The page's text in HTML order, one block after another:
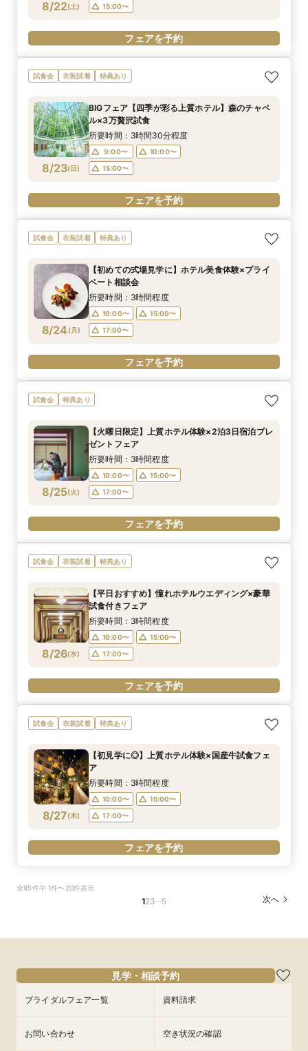
8/22(土) 15:00〜
フェアを予約
試食会 衣装試着 特典あり
8/23(日)
BIGフェア【四季が彩る上質ホテル】森のチャペ
ル×3万贅沢試食
所要時間：3時間30分程度
9:00〜
10:00〜
15:00〜
フェアを予約
試食会 衣装試着 特典あり
8/24 (月)
【初めての式場見学に】ホテル美食体験×プライ
ベート相談会
所要時間：3時間程度
10:00〜
15:00〜
17:00〜
フェアを予約
試食会 特典あり
8/25(火)
【火曜日限定】上質ホテル体験×2泊3日宿泊プレ
ゼントフェア
所要時間：3時間程度
10:00〜
15:00〜
17:00〜
フェアを予約
試食会 衣装試着 特典あり
8/26(水)
【平日おすすめ】憧れホテルウエディング×豪華
試食付きフェア
所要時間：3時間程度
10:00〜
15:00〜
17:00〜
フェアを予約
試食会 衣装試着 特典あり
8/27(木)
【初見学に◎】上質ホテル体験×国産牛試食フェ
ア
所要時間：3時間程度
10:00〜
15:00〜
17:00〜
フェアを予約
全85件中 1件〜20件表示
123…5 次へ
見学・相談予約
ブライダルフェア一覧 資料請求
お問い合わせ 空き状況の確認